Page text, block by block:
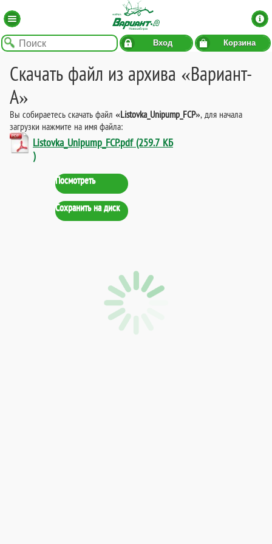
Вход Корзина
Скачать файл из архива «Вариант-
А»
Вы собираетесь скачать файл «Listovka_Unipump_FCP», для начала
загрузки нажмите на имя файла:
Listovka_Unipump_FCP.pdf (259.7 КБ
)
Посмотреть
Сохранить на диск